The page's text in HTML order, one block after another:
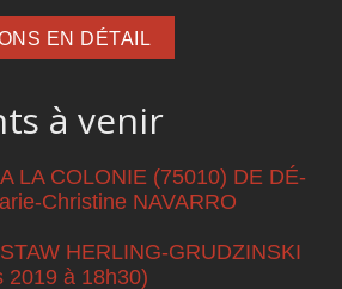
EN DÉTAIL
à venir
LA COLONIE (75010) DE DÉ-
Christine NAVARRO
HERLING-GRUDZINSKI
2019 à 18h30)